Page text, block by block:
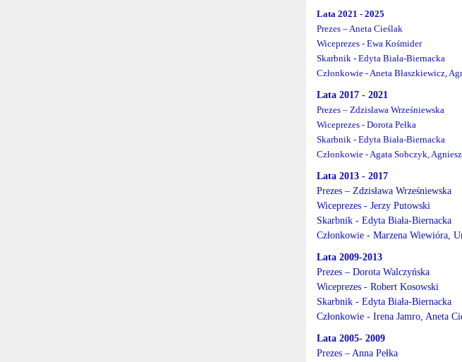
Lata 2021 - 2025
Prezes – Aneta Cieślak
Wiceprezes - Ewa Kośmider
Skarbnik - Edyta Biała-Biernacka
Członkowie - Aneta Błaszkiewicz,
Lata 2017 - 2021
Prezes – Zdzisława Wrześniewska
Wiceprezes - Dorota Pełka
Skarbnik - Edyta Biała-Biernacka
Członkowie - Agata Sobczyk,
Lata 2013 - 2017
Prezes – Zdzisława Wrześniewska
Wiceprezes - Jerzy Putowski
Skarbnik - Edyta Biała-Biernacka
Członkowie - Marzena Wiewióra,
Lata 2009-2013
Prezes – Dorota Walczyńska
Wiceprezes - Robert Kosowski
Skarbnik - Edyta Biała-Biernacka
Członkowie - Irena Jamro, Aneta
Lata 2005- 2009
Prezes – Anna Pełka